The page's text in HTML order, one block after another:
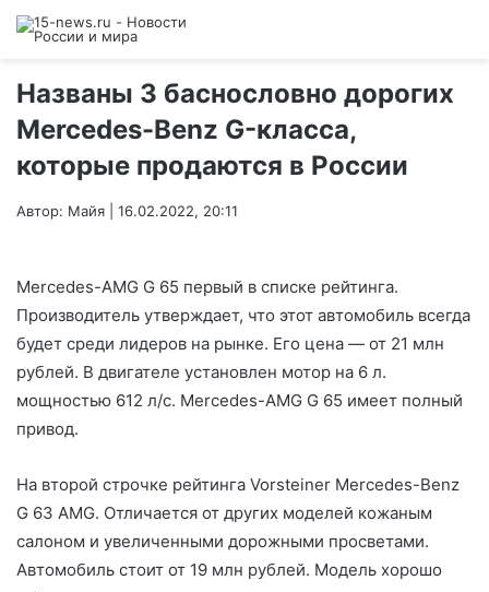
Названы 3 баснословно дорогих
Mercedes-Benz G-класса,
которые продаются в России
Автор: Майя | 16.02.2022, 20:11
Mercedes-AMG G 65 первый в списке рейтинга.
Производитель утверждает, что этот автомобиль всегда
будет среди лидеров на рынке. Его цена — от 21 млн
рублей. В двигателе установлен мотор на 6 л.
мощностью 612 л/с. Mercedes-AMG G 65 имеет полный
привод.
На второй строчке рейтинга Vorsteiner Mercedes-Benz
G 63 AMG. Отличается от других моделей кожаным
салоном и увеличенными дорожными просветами.
Автомобиль стоит от 19 млн рублей. Модель хорошо